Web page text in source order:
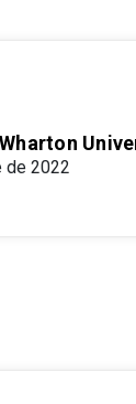
de 2022